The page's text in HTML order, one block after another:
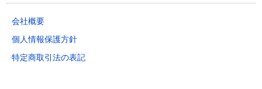
会社概要
個人情報保護方針
特定商取引法の表記